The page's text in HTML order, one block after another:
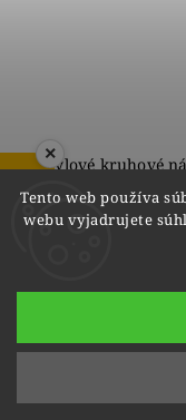
Tento web používa
webu vyjadrujete
Štýlové kruhové
do 8 týždňov
ZOBRAZIŤ RECENZIE
×